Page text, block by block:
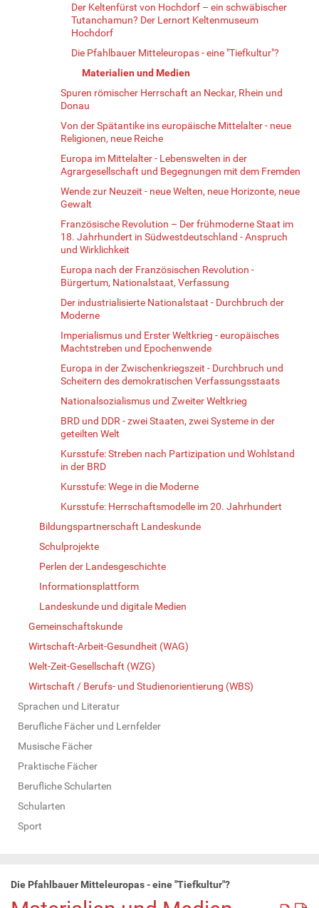
Der Keltenfürst von Hochdorf – ein schwäbischer
Tutanchamun? Der Lernort Keltenmuseum
Hochdorf
Die Pfahlbauer Mitteleuropas - eine "Tiefkultur"?
Materialien und Medien
Spuren römischer Herrschaft an Neckar, Rhein und
Donau
Von der Spätantike ins europäische Mittelalter - neue
Religionen, neue Reiche
Europa im Mittelalter - Lebenswelten in der
Agrargesellschaft und Begegnungen mit dem Fremden
Wende zur Neuzeit - neue Welten, neue Horizonte, neue
Gewalt
Französische Revolution – Der frühmoderne Staat im
18. Jahrhundert in Südwestdeutschland - Anspruch
und Wirklichkeit
Europa nach der Französischen Revolution -
Bürgertum, Nationalstaat, Verfassung
Der industrialisierte Nationalstaat - Durchbruch der
Moderne
Imperialismus und Erster Weltkrieg - europäisches
Machtstreben und Epochenwende
Europa in der Zwischenkriegszeit - Durchbruch und
Scheitern des demokratischen Verfassungsstaats
Nationalsozialismus und Zweiter Weltkrieg
BRD und DDR - zwei Staaten, zwei Systeme in der
geteilten Welt
Kursstufe: Streben nach Partizipation und Wohlstand
in der BRD
Kursstufe: Wege in die Moderne
Kursstufe: Herrschaftsmodelle im 20. Jahrhundert
Bildungspartnerschaft Landeskunde
Schulprojekte
Perlen der Landesgeschichte
Informationsplattform
Landeskunde und digitale Medien
Gemeinschaftskunde
Wirtschaft-Arbeit-Gesundheit (WAG)
Welt-Zeit-Gesellschaft (WZG)
Wirtschaft / Berufs- und Studienorientierung (WBS)
Sprachen und Literatur
Berufliche Fächer und Lernfelder
Musische Fächer
Praktische Fächer
Berufliche Schularten
Schularten
Sport
Die Pfahlbauer Mitteleuropas - eine "Tiefkultur"?